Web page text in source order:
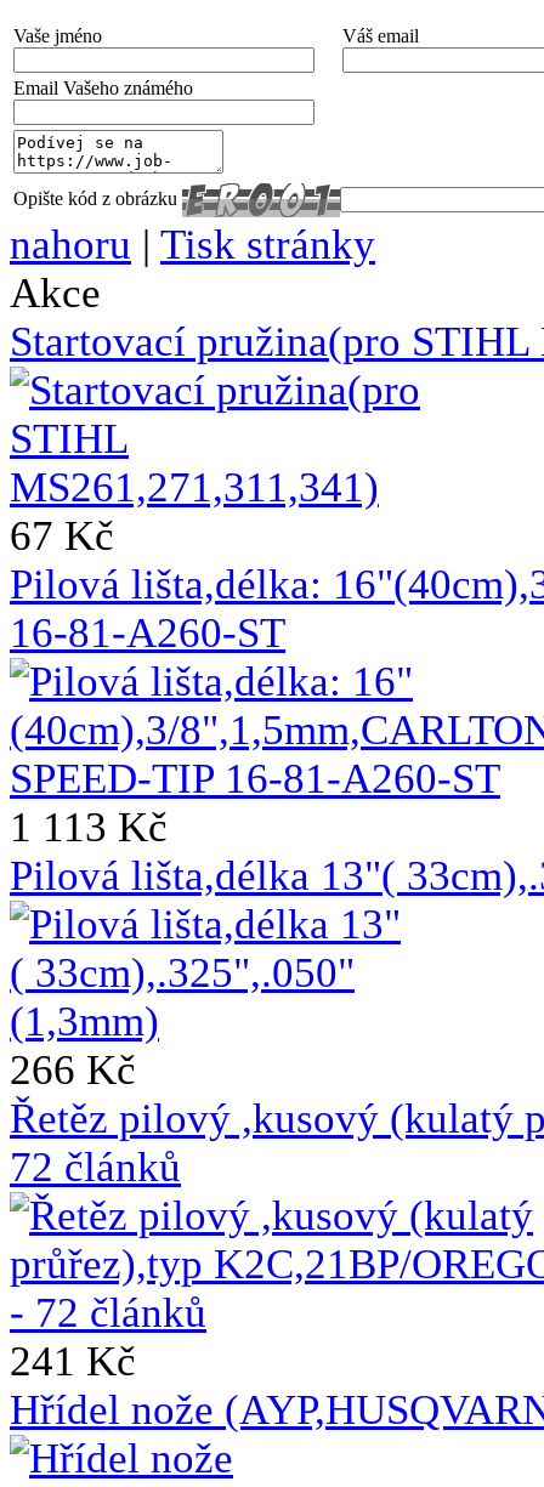
Vaše jméno Váš email
Email Vašeho známého
Opište kód z obrázku
nahoru | Tisk stránky
Akce
Startovací pružina(pro STIHL
67 Kč
Pilová lišta,délka:
16-81-A260-ST
1 113 Kč
Pilová lišta,délka 13"(
266 Kč
Řetěz pilový ,kusový (kulatý
72 článků
241 Kč
Hřídel nože